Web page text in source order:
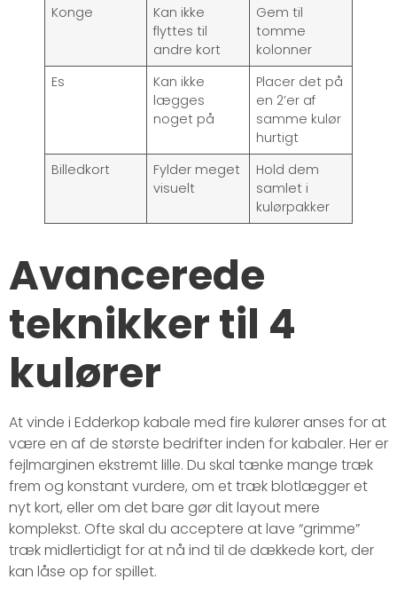
Konge
Kan ikke
flyttes til
andre kort
Gem til
tomme
kolonner
Es
Kan ikke
lægges
noget på
Placer det på
en 2’er af
samme kulør
hurtigt
Billedkort
Fylder meget
visuelt
Hold dem
samlet i
kulørpakker
Avancerede
teknikker til 4
kulører
At vinde i Edderkop kabale med fire kulører anses for at
være en af de største bedrifter inden for kabaler. Her er
fejlmarginen ekstremt lille. Du skal tænke mange træk
frem og konstant vurdere, om et træk blotlægger et
nyt kort, eller om det bare gør dit layout mere
komplekst. Ofte skal du acceptere at lave “grimme”
træk midlertidigt for at nå ind til de dækkede kort, der
kan låse op for spillet.